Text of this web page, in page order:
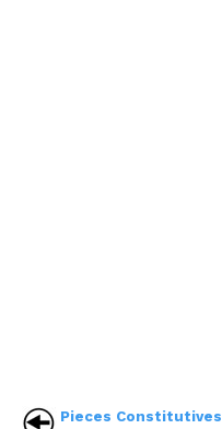
Pieces Constitutives